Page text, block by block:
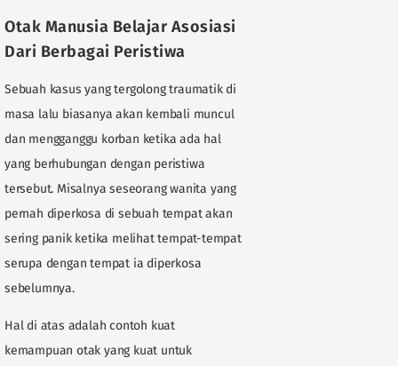
Otak Manusia Belajar Asosiasi
Dari Berbagai Peristiwa
Sebuah kasus yang tergolong traumatik di
masa lalu biasanya akan kembali muncul
dan mengganggu korban ketika ada hal
yang berhubungan dengan peristiwa
tersebut. Misalnya seseorang wanita yang
pernah diperkosa di sebuah tempat akan
sering panik ketika melihat tempat-tempat
serupa dengan tempat ia diperkosa
sebelumnya.
Hal di atas adalah contoh kuat
kemampuan otak yang kuat untuk